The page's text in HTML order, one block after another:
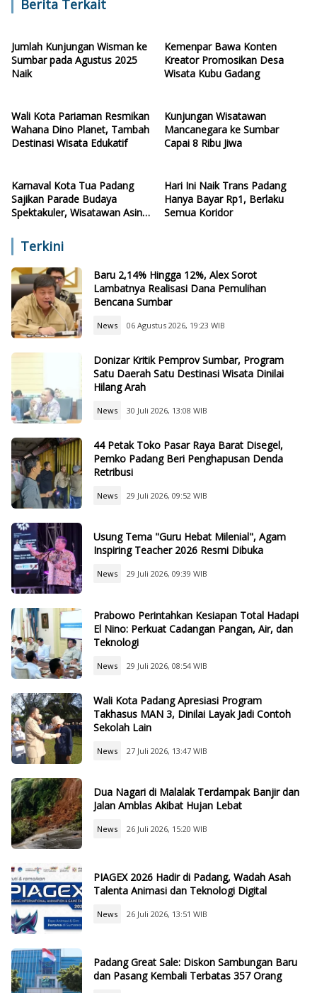
Berita Terkait
Jumlah Kunjungan Wisman ke
Sumbar pada Agustus 2025
Naik
Kemenpar Bawa Konten
Kreator Promosikan Desa
Wisata Kubu Gadang
Wali Kota Pariaman Resmikan
Wahana Dino Planet, Tambah
Destinasi Wisata Edukatif
Kunjungan Wisatawan
Mancanegara ke Sumbar
Capai 8 Ribu Jiwa
Karnaval Kota Tua Padang
Sajikan Parade Budaya
Spektakuler, Wisatawan Asing
Hari Ini Naik Trans Padang
Hanya Bayar Rp1, Berlaku
Semua Koridor
Terkini
Baru 2,14% Hingga 12%, Alex Sorot
Lambatnya Realisasi Dana Pemulihan
Bencana Sumbar
News 06 Agustus 2026, 19:23 WIB
Donizar Kritik Pemprov Sumbar, Program
Satu Daerah Satu Destinasi Wisata Dinilai
Hilang Arah
News 30 Juli 2026, 13:08 WIB
44 Petak Toko Pasar Raya Barat Disegel,
Pemko Padang Beri Penghapusan Denda
Retribusi
News 29 Juli 2026, 09:52 WIB
Usung Tema "Guru Hebat Milenial", Agam
Inspiring Teacher 2026 Resmi Dibuka
News 29 Juli 2026, 09:39 WIB
Prabowo Perintahkan Kesiapan Total Hadapi
El Nino: Perkuat Cadangan Pangan, Air, dan
Teknologi
News 29 Juli 2026, 08:54 WIB
Wali Kota Padang Apresiasi Program
Takhasus MAN 3, Dinilai Layak Jadi Contoh
Sekolah Lain
News 27 Juli 2026, 13:47 WIB
Dua Nagari di Malalak Terdampak Banjir dan
Jalan Amblas Akibat Hujan Lebat
News 26 Juli 2026, 15:20 WIB
PIAGEX 2026 Hadir di Padang, Wadah Asah
Talenta Animasi dan Teknologi Digital
News 26 Juli 2026, 13:51 WIB
Padang Great Sale: Diskon Sambungan Baru
dan Pasang Kembali Terbatas 357 Orang